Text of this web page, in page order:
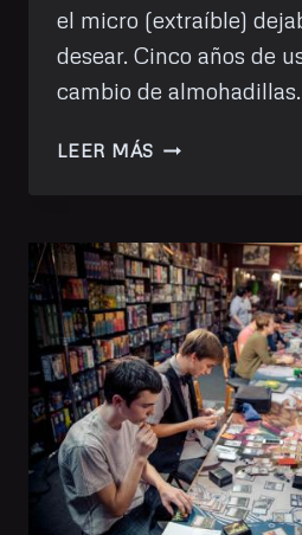
el micro (extraíble)
desear. Cinco años de
cambio de
LEER MÁS MIS
V3
X
HYPERSPEED